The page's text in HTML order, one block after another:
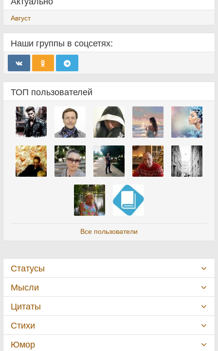
Август
Наши группы в соцсетях:
ТОП пользователей
Все пользователи
Статусы
Мысли
Цитаты
Стихи
Юмор